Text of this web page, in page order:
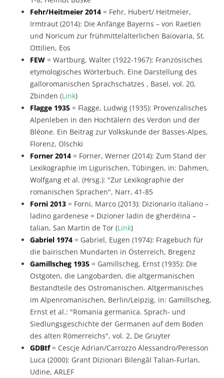
Fehr/Heitmeier 2014 = Fehr, Hubert/ Heitmeier,
Irmtraut (2014): Die Anfänge Bayerns – von Raetien
und Noricum zur frühmittelalterlichen Baiovaria, St.
Ottilien, Eos
FEW = Wartburg, Walter (1922-1967): Französisches
etymologisches Wörterbuch. Eine Darstellung des
galloromanischen Sprachschatzes , Basel, vol. 20,
Zbinden (Link)
Flagge 1935 = Flagge, Ludwig (1935): Provenzalisches
Alpenleben in den Hochtälern des Verdon und der
Bléone. Ein Beitrag zur Volkskunde der Basses-Alpes,
Florenz, Olschki
Forner 2014 = Forner, Werner (2014): Zum Stand der
Lexikographie im Ligurischen, Tübingen, in: Dahmen,
Wolfgang et al. (Hrsg.): "Zur Lexikographie der
romanischen Sprachen", Narr, 41-85
Forni 2013 = Forni, Marco (2013): Dizionario italiano –
ladino gardenese = Dizioner ladin de gherdëina –
talian, San Martin de Tor (Link)
Gabriel 1974 = Gabriel, Eugen (1974): Fragebuch für
die bairischen Mundarten in Österreich, Bregenz
Gamillscheg 1935 = Gamillscheg, Ernst (1935): Die
Ostgoten, die Langobarden, die altgermanischen
Bestandteile des Ostromanischen. Altgermanisches
im Alpenromanischen, Berlin/Leipzig, in: Gamillscheg,
Ernst et al.: "Romania germanica. Sprach- und
Siedlungsgeschichte der Germanen auf dem Boden
des alten Römerreichs", vol. 2, De Gruyter
GDBtf= Cescje Adrian/Carrozzo Alessandro/Peresson
Luca (2000): Grant Dizionari Bilengâl Talian-Furlan,
Udine, ARLEF